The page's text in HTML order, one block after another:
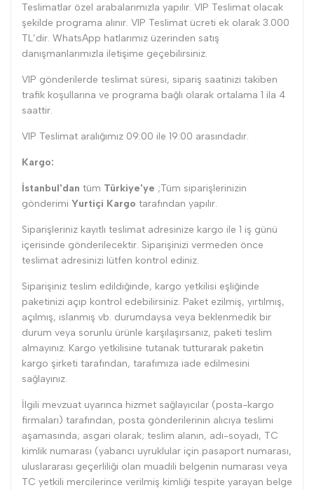
Teslimatlar özel arabalarımızla yapılır. VIP Teslimat olacak
şekilde programa alınır. VIP Teslimat ücreti ek olarak 3.000
TL’dir. WhatsApp hatlarımız üzerinden satış
danışmanlarımızla iletişime geçebilirsiniz.
VIP gönderilerde teslimat süresi, sipariş saatinizi takiben
trafik koşullarına ve programa bağlı olarak ortalama 1 ila 4
saattir.
VIP Teslimat aralığımız 09:00 ile 19:00 arasındadır.
Kargo:
İstanbul'dan tüm Türkiye'ye ;Tüm siparişlerinizin
gönderimi Yurtiçi Kargo tarafından yapılır.
Siparişleriniz kayıtlı teslimat adresinize kargo ile 1 iş günü
içerisinde gönderilecektir. Siparişinizi vermeden önce
teslimat adresinizi lütfen kontrol ediniz.
Siparişiniz teslim edildiğinde, kargo yetkilisi eşliğinde
paketinizi açıp kontrol edebilirsiniz. Paket ezilmiş, yırtılmış,
açılmış, ıslanmış vb. durumdaysa veya beklenmedik bir
durum veya sorunlu ürünle karşılaşırsanız, paketi teslim
almayınız. Kargo yetkilisine tutanak tutturarak paketin
kargo şirketi tarafından, tarafımıza iade edilmesini
sağlayınız.
İlgili mevzuat uyarınca hizmet sağlayıcılar (posta-kargo
firmaları) tarafından, posta gönderilerinin alıcıya teslimi
aşamasında; asgari olarak; teslim alanın, adı-soyadı, TC
kimlik numarası (yabancı uyruklular için pasaport numarası,
uluslararası geçerliliği olan muadili belgenin numarası veya
TC yetkili mercilerince verilmiş kimliği tespite yarayan belge